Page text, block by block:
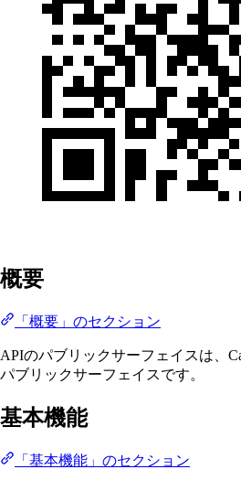
概要
「概要」のセクション
APIのパブリックサーフェイスは、
パブリックサーフェイスです。
基本機能
「基本機能」のセクション